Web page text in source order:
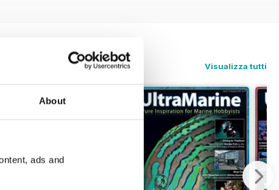
About
ads and
Visualizza tutti